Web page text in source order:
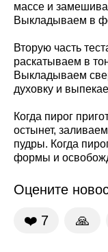
массе и
Выкладываем в
Вторую часть
раскатываем в
Выкладываем
духовку и
Когда пирог
остынет,
пудры. Когда
формы и
Оцените
❤️ 7 🙏